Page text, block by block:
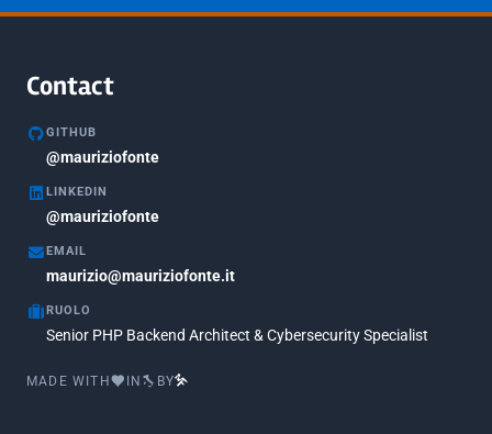
Agosto 2020
Marzo 2018
Febbraio 2018
Marzo 2017
Luglio 2016
Febbraio 2016
Contact
GITHUB
@mauriziofonte
LINKEDIN
@mauriziofonte
EMAIL
maurizio@mauriziofonte.it
RUOLO
Senior PHP Backend Architect & Cybersecurity Specialist
MADE WITH IN BY